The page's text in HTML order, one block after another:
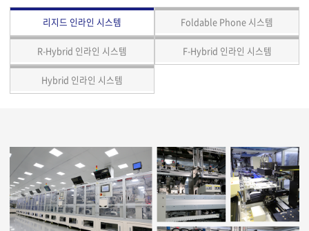
리지드 인라인 시스템 Foldable Phone 시스템
R-Hybrid 인라인 시스템 F-Hybrid 인라인 시스템
Hybrid 인라인 시스템